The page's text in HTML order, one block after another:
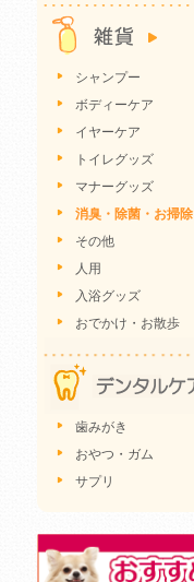
シャンプー
ボディーケア
イヤーケア
トイレグッズ
マナーグッズ
消臭・除菌・お掃除
その他
人用
入浴グッズ
おでかけ・お散歩
歯みがき
おやつ・ガム
サプリ